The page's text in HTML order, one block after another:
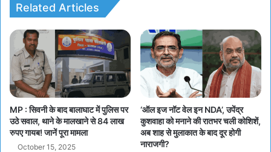
Related Articles
MP : सिवनी के बाद बालाघाट में पुलिस पर
उठे सवाल, थाने के मालखाने से 84 लाख
रुपए गायब! जानें पूरा मामला
October 15, 2025
‘ऑल इज नॉट वेल इन NDA’, उपेंद्र
कुशवाहा को मनाने की रातभर चली कोशिशें,
अब शाह से मुलाकात के बाद दूर होगी
नाराजगी?